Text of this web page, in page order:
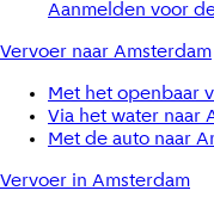
Aanmelden voor
Vervoer naar Amsterdam
Met het openbaar
Via het water naar
Met de auto naar
Vervoer in Amsterdam